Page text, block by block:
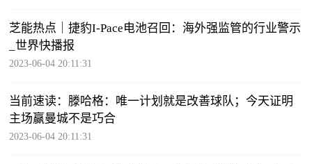
芝能热点｜捷豹I-Pace电池召回：海外强监管的行业警示
_世界快播报
2023-06-04 20:11:31
当前速读：滕哈格：唯一计划就是改善球队；今天证明
主场赢曼城不是巧合
2023-06-04 20:11:31